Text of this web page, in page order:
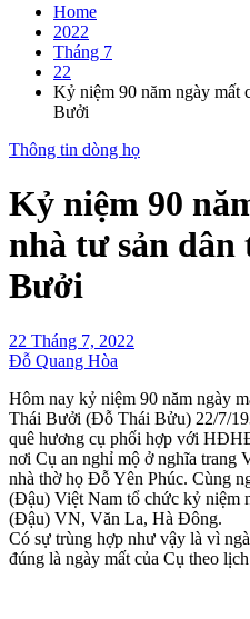
Home
2022
Tháng 7
22
Kỷ niệm 90 năm ngày mất
Bưởi
Thông tin dòng họ
Kỷ niệm 90
nhà tư sản dân
Bưởi
22 Tháng 7, 2022
Đỗ Quang Hòa
Hôm nay kỷ niệm 90 năm ngày
Thái Bưởi (Đỗ Thái Bửu) 22/7/
quê hương cụ phối hợp với
nơi Cụ an nghỉ mộ ở nghĩa trang
nhà thờ họ Đỗ Yên Phúc. Cùng
(Đậu) Việt Nam tổ chức kỷ niệm
(Đậu) VN, Văn La, Hà Đông.
Có sự trùng hợp như vậy là vì
đúng là ngày mất của Cụ theo